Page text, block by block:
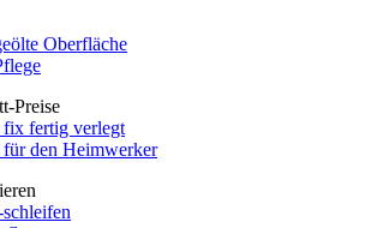
Oberfläche
Preise
fertig verlegt
den Heimwerker